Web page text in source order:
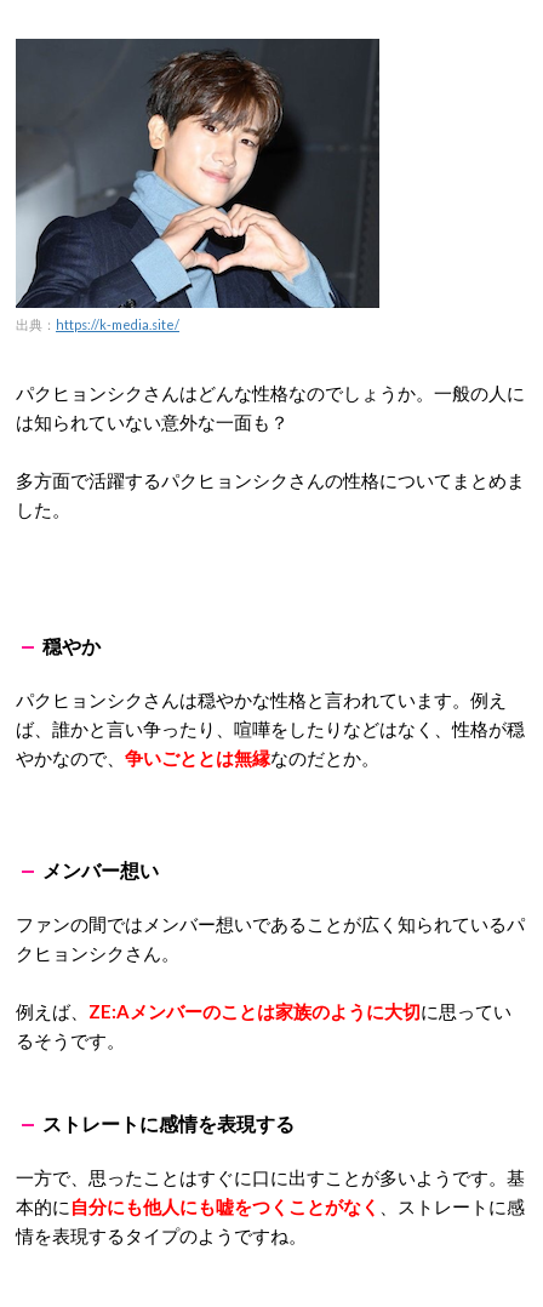
出典： https://k-media.site/
パクヒョンシクさんはどんな性格なのでしょうか。一般の人に
は知られていない意外な一面も？
多方面で活躍するパクヒョンシクさんの性格についてまとめま
した。
穏やか
パクヒョンシクさんは穏やかな性格と言われています。例え
ば、誰かと言い争ったり、喧嘩をしたりなどはなく、性格が穏
やかなので、 争いごととは無縁なのだとか。
メンバー想い
ファンの間ではメンバー想いであることが広く知られているパ
クヒョンシクさん。
例えば、 ZE:Aメンバーのことは家族のように大切に思ってい
るそうです。
ストレートに感情を表現する
一方で、思ったことはすぐに口に出すことが多いようです。基
本的に 自分にも他人にも嘘をつくことがなく
、ストレートに感
情を表現するタイプのようですね。